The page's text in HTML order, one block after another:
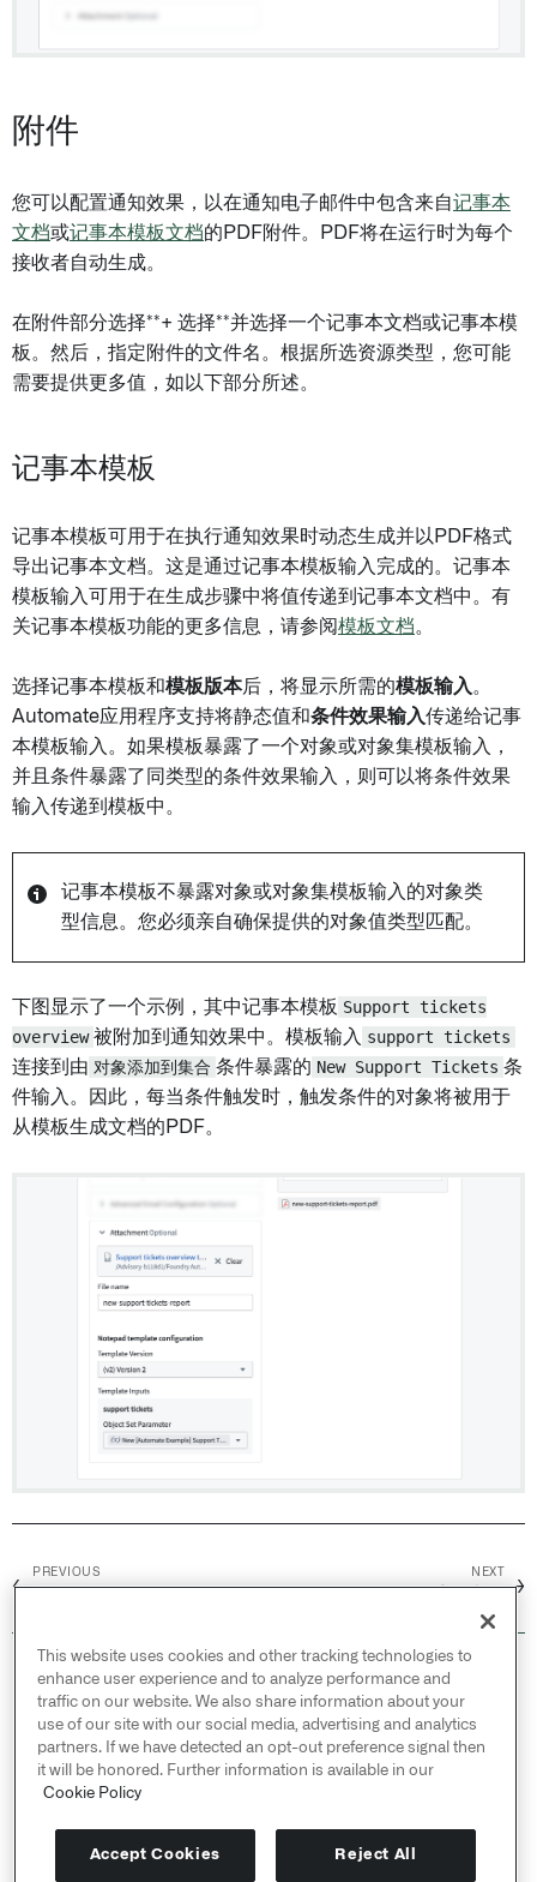
附件
您可以配置通知效果，以在通知电子邮件中包含来自记事本
文档或记事本模板文档的PDF附件。PDF将在运行时为每个
接收者自动生成。
在附件部分选择**+ 选择**并选择一个记事本文档或记事本模
板。然后，指定附件的文件名。根据所选资源类型，您可能
需要提供更多值，如以下部分所述。
记事本模板
记事本模板可用于在执行通知效果时动态生成并以PDF格式
导出记事本文档。这是通过记事本模板输入完成的。记事本
模板输入可用于在生成步骤中将值传递到记事本文档中。有
关记事本模板功能的更多信息，请参阅模板文档。
选择记事本模板和模板版本后，将显示所需的模板输入 。
Automate应用程序支持将静态值和条件效果输入传递给记事
本模板输入。如果模板暴露了一个对象或对象集模板输入，
并且条件暴露了同类型的条件效果输入，则可以将条件效果
输入传递到模板中。
记事本模板不暴露对象或对象集模板输入的对象类
型信息。您必须亲自确保提供的对象值类型匹配。
下图显示了一个示例，其中记事本模板 Support tickets
overview 被附加到通知效果中。模板输入 support tickets
连接到由 对象添加到集合 条件暴露的 New Support Tickets 条
件输入。因此，每当条件触发时，触发条件的对象将被用于
从模板生成文档的PDF。
←
PREVIOUS NEXT
→
© 2026 Palantir Technologies Inc. All rights
reserved.
Cookies Statement ↗
Privacy Statement ↗
Terms of Use ↗
Do Not Sell or Share My Personal Information
This website uses cookies and other tracking technologies to
enhance user experience and to analyze performance and
traffic on our website. We also share information about your
use of our site with our social media, advertising and analytics
partners. If we have detected an opt-out preference signal then
it will be honored. Further information is available in our
Cookie Policy
Accept Cookies Reject All